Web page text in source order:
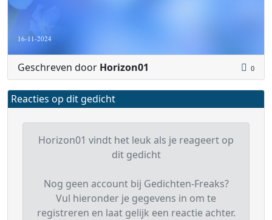
16-11-2024
Geschreven door Horizon01 0
Reacties op dit gedicht
Horizon01 vindt het leuk als je reageert op
dit gedicht
Nog geen account bij Gedichten-Freaks?
Vul hieronder je gegevens in om te
registreren en laat gelijk een reactie achter.